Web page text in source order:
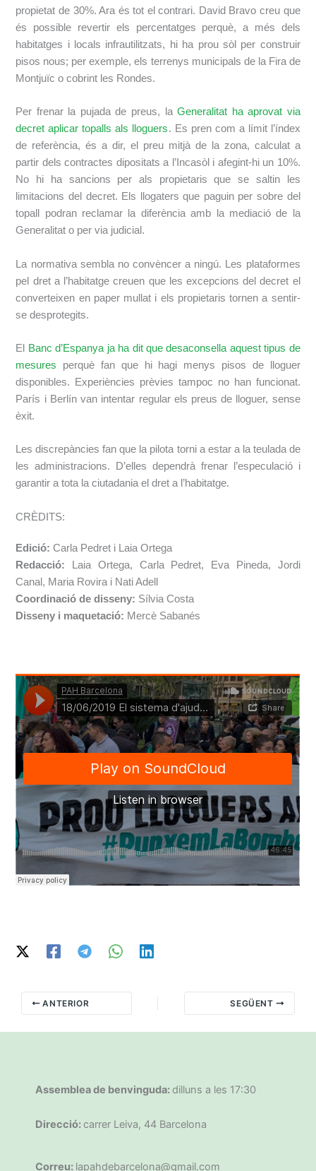
propietat de 30%. Ara és tot el contrari. David Bravo creu que
és possible revertir els percentatges perquè, a més dels
habitatges i locals infrautilitzats, hi ha prou sòl per construir
pisos nous; per exemple, els terrenys municipals de la Fira de
Montjuïc o cobrint les Rondes.
Per frenar la pujada de preus, laGeneralitat ha aprovat via
decret aplicar topalls als lloguers. Es pren com a límit l’índex
de referència, és a dir, el preu mitjà de la zona, calculat a
partir dels contractes dipositats a l’Incasòl i afegint-hi un 10%.
No hi ha sancions per als propietaris que se saltin les
limitacions del decret. Els llogaters que paguin per sobre del
topall podran reclamar la diferència amb la mediació de la
Generalitat o per via judicial.
La normativa sembla no convèncer a ningú. Les plataformes
pel dret a l’habitatge creuen que les excepcions del decret el
converteixen en paper mullat i els propietaris tornen a sentir-
se desprotegits.
El
Banc d’Espanya ja ha dit que desaconsella aquest tipus de
mesures perquè fan que hi hagi menys pisos de lloguer
disponibles. Experiències prèvies tampoc no han funcionat.
París i Berlín van intentar regular els preus de lloguer, sense
èxit.
Les discrepàncies fan que la pilota torni a estar a la teulada de
les administracions. D’elles dependrà frenar l’especulació i
garantir a tota la ciutadania el dret a l’habitatge.
CRÈDITS:
Edició: Carla Pedret i Laia Ortega
Redacció: Laia Ortega, Carla Pedret, Eva Pineda, Jordi
Canal, Maria Rovira i Nati Adell
Coordinació de disseny: Sílvia Costa
Disseny i maquetació: Mercè Sabanés
ANTERIOR SEGÜENT
Assemblea de benvinguda: dilluns a les 17:30
Direcció: carrer Leiva, 44 Barcelona
Correu: lapahdebarcelona@gmail.com